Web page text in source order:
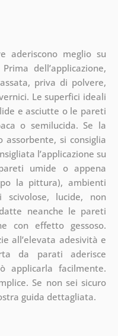
aderiscono meglio su
dell’applicazione,
priva di polvere,
Le superfici ideali
e asciutte o le pareti
o semilucida. Se la
si consiglia
l’applicazione su
umide o appena
la pittura), ambienti
scivolose, lucide, non
neanche le pareti
con effetto gessoso.
all’elevata adesività e
da parati aderisce
applicarla facilmente.
Se non sei sicuro
guida dettagliata.